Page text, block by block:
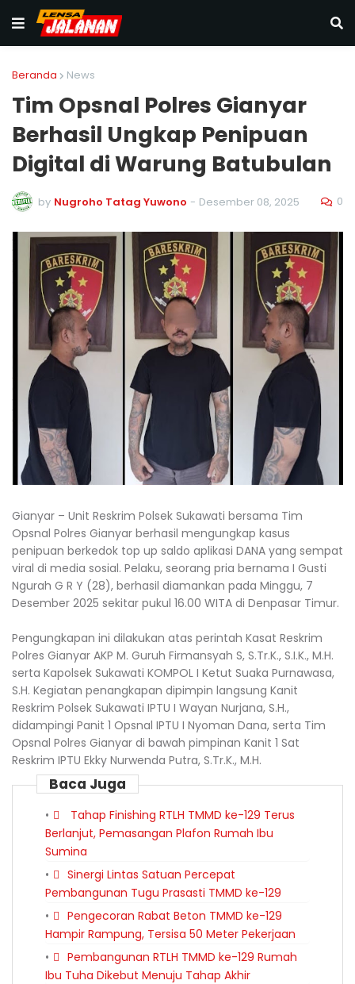
Beranda News
Tim Opsnal Polres Gianyar
Berhasil Ungkap Penipuan
Digital di Warung Batubulan
by Nugroho Tatag Yuwono - Desember 08, 2025 0
Gianyar – Unit Reskrim Polsek Sukawati bersama Tim
Opsnal Polres Gianyar berhasil mengungkap kasus
penipuan berkedok top up saldo aplikasi DANA yang sempat
viral di media sosial. Pelaku, seorang pria bernama I Gusti
Ngurah G R Y (28), berhasil diamankan pada Minggu, 7
Desember 2025 sekitar pukul 16.00 WITA di Denpasar Timur.
Pengungkapan ini dilakukan atas perintah Kasat Reskrim
Polres Gianyar AKP M. Guruh Firmansyah S, S.Tr.K., S.I.K., M.H.
serta Kapolsek Sukawati KOMPOL I Ketut Suaka Purnawasa,
S.H. Kegiatan penangkapan dipimpin langsung Kanit
Reskrim Polsek Sukawati IPTU I Wayan Nurjana, S.H.,
didampingi Panit 1 Opsnal IPTU I Nyoman Dana, serta Tim
Opsnal Polres Gianyar di bawah pimpinan Kanit 1 Sat
Reskrim IPTU Ekky Nurwenda Putra, S.Tr.K., M.H.
Baca Juga
Tahap Finishing RTLH TMMD ke-129 Terus
Berlanjut, Pemasangan Plafon Rumah Ibu
Sumina
Sinergi Lintas Satuan Percepat
Pembangunan Tugu Prasasti TMMD ke-129
Pengecoran Rabat Beton TMMD ke-129
Hampir Rampung, Tersisa 50 Meter Pekerjaan
Pembangunan RTLH TMMD ke-129 Rumah
Ibu Tuha Dikebut Menuju Tahap Akhir